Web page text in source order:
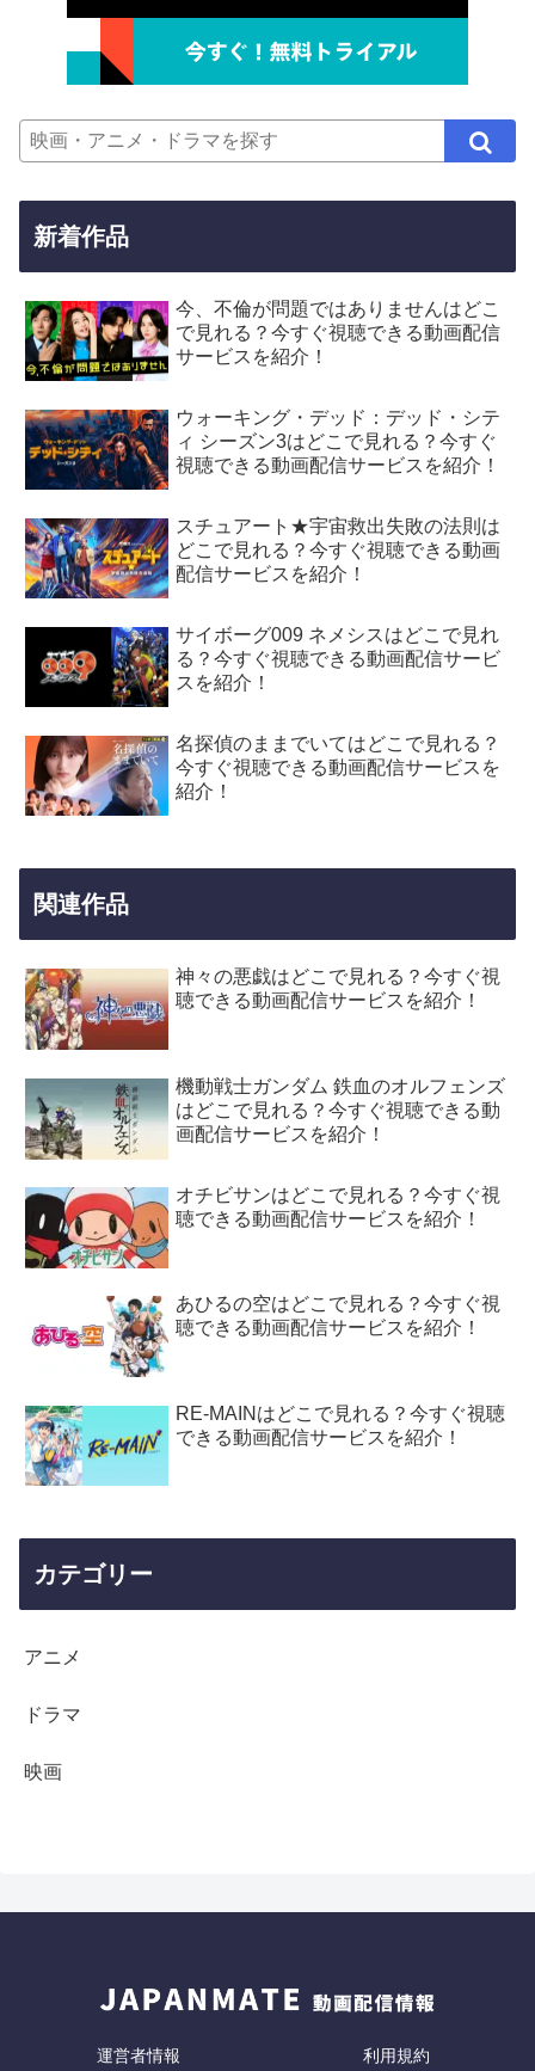
新着作品
今、不倫が問題ではありませんはどこ
で見れる？今すぐ視聴できる動画配信
サービスを紹介！
ウォーキング・デッド：デッド・シテ
ィ シーズン3はどこで見れる？今すぐ
視聴できる動画配信サービスを紹介！
スチュアート★宇宙救出失敗の法則は
どこで見れる？今すぐ視聴できる動画
配信サービスを紹介！
サイボーグ009 ネメシスはどこで見れ
る？今すぐ視聴できる動画配信サービ
スを紹介！
名探偵のままでいてはどこで見れる？
今すぐ視聴できる動画配信サービスを
紹介！
関連作品
神々の悪戯はどこで見れる？今すぐ視
聴できる動画配信サービスを紹介！
機動戦士ガンダム 鉄血のオルフェンズ
はどこで見れる？今すぐ視聴できる動
画配信サービスを紹介！
オチビサンはどこで見れる？今すぐ視
聴できる動画配信サービスを紹介！
あひるの空はどこで見れる？今すぐ視
聴できる動画配信サービスを紹介！
RE-MAINはどこで見れる？今すぐ視聴
できる動画配信サービスを紹介！
カテゴリー
アニメ
ドラマ
映画
運営者情報 利用規約